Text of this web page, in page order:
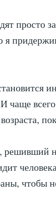
просто
я
чаще
решивший
чтобы